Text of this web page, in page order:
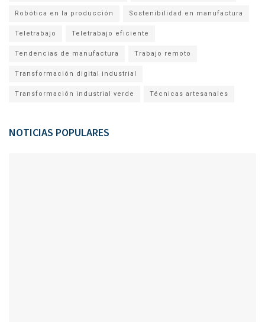
Robótica en la producción Sostenibilidad en manufactura
Teletrabajo Teletrabajo eficiente
Tendencias de manufactura Trabajo remoto
Transformación digital industrial
Transformación industrial verde Técnicas artesanales
NOTICIAS POPULARES